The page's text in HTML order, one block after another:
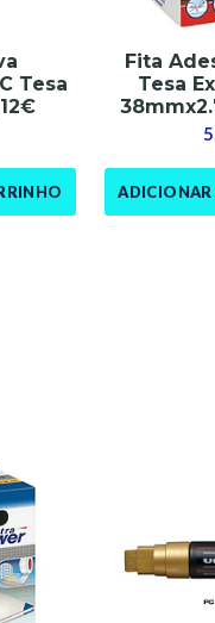
Tesa
Fita
Tesa
ADICIONAR